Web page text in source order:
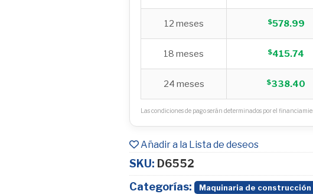
12 meses $578.99
18 meses $415.74
24 meses $338.40
Las condiciones de pago serán determinados por el
Añadir a la Lista de deseos
SKU: D6552
Categorías:
Maquinaria de construcción